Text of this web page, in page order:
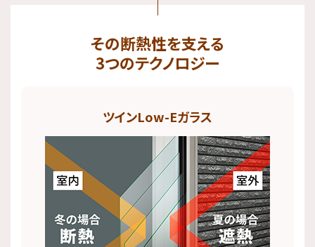
その断熱性を支える
3つのテクノロジー
ツインLow-Eガラス